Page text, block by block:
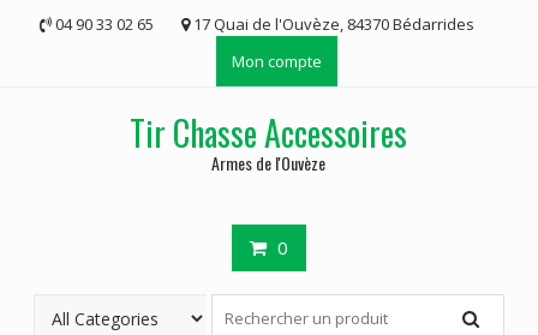
04 90 33 02 65
17 Quai de l'Ouvèze, 84370 Bédarrides
Mon compte
Tir Chasse Accessoires
Armes de l'Ouvèze
0